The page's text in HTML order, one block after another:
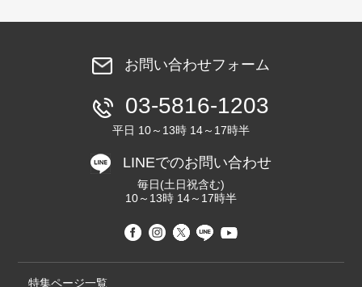
お問い合わせフォーム
03-5816-1203
平日 10～13時 14～17時半
LINEでのお問い合わせ
毎日(土日祝含む)
10～13時 14～17時半
特集ページ一覧